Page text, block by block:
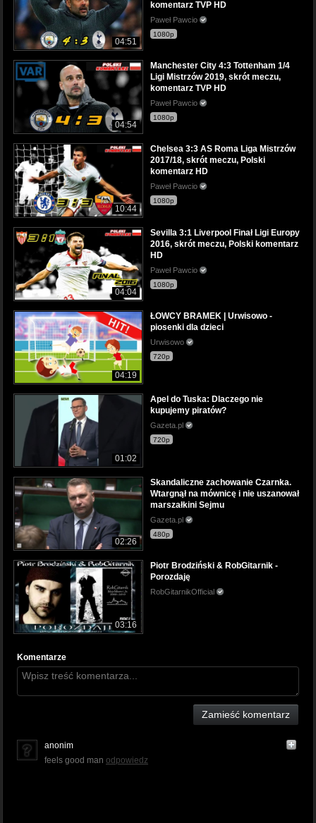
04:51
komentarz TVP HD
Paweł Pawcio
1080p
04:54
Manchester City 4:3 Tottenham 1/4
Ligi Mistrzów 2019, skrót meczu,
komentarz TVP HD
Paweł Pawcio
1080p
10:44
Chelsea 3:3 AS Roma Liga Mistrzów
2017/18, skrót meczu, Polski
komentarz HD
Paweł Pawcio
1080p
04:04
Sevilla 3:1 Liverpool Finał Ligi Europy
2016, skrót meczu, Polski komentarz
HD
Paweł Pawcio
1080p
04:19
ŁOWCY BRAMEK | Urwisowo -
piosenki dla dzieci
Urwisowo
720p
01:02
Apel do Tuska: Dlaczego nie
kupujemy piratów?
Gazeta.pl
720p
02:26
Skandaliczne zachowanie Czarnka.
Wtargnął na mównicę i nie uszanował
marszałkini Sejmu
Gazeta.pl
480p
03:16
Piotr Brodziński & RobGitarnik -
Porozdaję
RobGitarnikOfficial
Komentarze
Zamieść komentarz
anonim
feels good man odpowiedz